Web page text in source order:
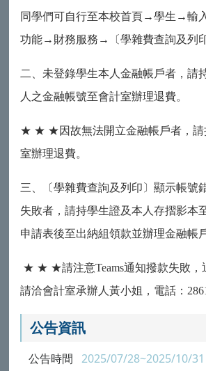
同學們可自行至本校首頁→學生→輸
功能→財務服務→〔學雜費查詢及列印
二、未登錄學生本人金融帳戶者，請
人之金融帳號至會計室辦理退費。
★ ★ ★因故無法開立金融帳戶者，
室辦理退費。
三、〔學雜費查詢及列印〕顯示帳號
失敗者，請持學生證及本人存摺影本
申請表後至出納組領款並辦理金融帳
★ ★ ★請注意Teams通知撥款失敗
請洽會計室承辦人黃小姐，電話：
公告資訊
公告時間 2025/07/28~2025/10/31